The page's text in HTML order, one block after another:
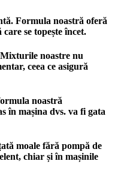
Formula noastră oferă
se topește încet.
noastre nu
ceea ce asigură
noastră
în mașina dvs. va fi gata
moale fără pompă de
chiar și în mașinile